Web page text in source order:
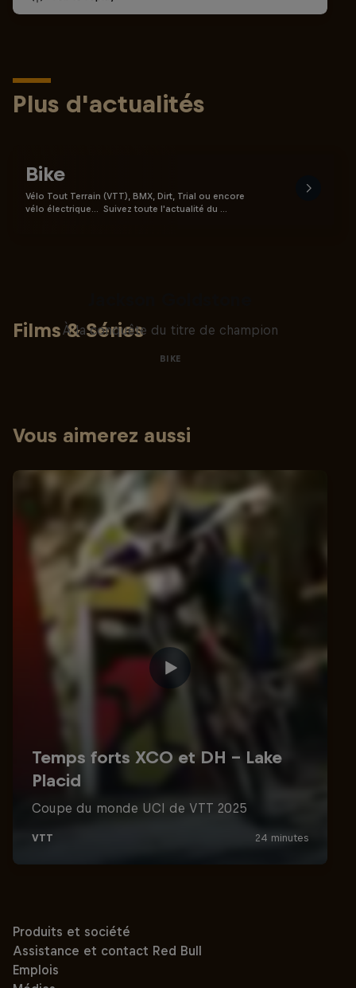
Plus d'actualités
Bike
Vélo Tout Terrain (VTT), BMX, Dirt, Trial ou encore
vélo électrique… Suivez toute l'actualité du …
Films & Séries
À la conquête du titre de champion
BIKE
Vous aimerez aussi